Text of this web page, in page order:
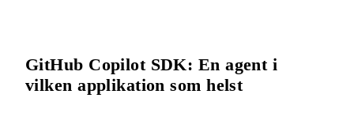
GitHub Copilot SDK: En agent i
vilken applikation som helst